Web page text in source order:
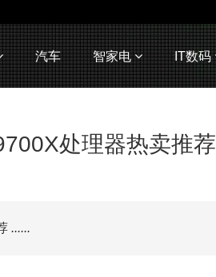
汽车 智家电 IT数码
处理器热卖推荐
......